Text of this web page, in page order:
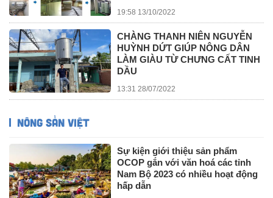
19:58 13/10/2022
CHÀNG THANH NIÊN NGUYỄN
HUỲNH DỨT GIÚP NÔNG DÂN
LÀM GIÀU TỪ CHƯNG CẤT TINH
DẦU
13:31 28/07/2022
NÔNG SẢN VIỆT
Sự kiện giới thiệu sản phẩm
OCOP gắn với văn hoá các tỉnh
Nam Bộ 2023 có nhiều hoạt động
hấp dẫn